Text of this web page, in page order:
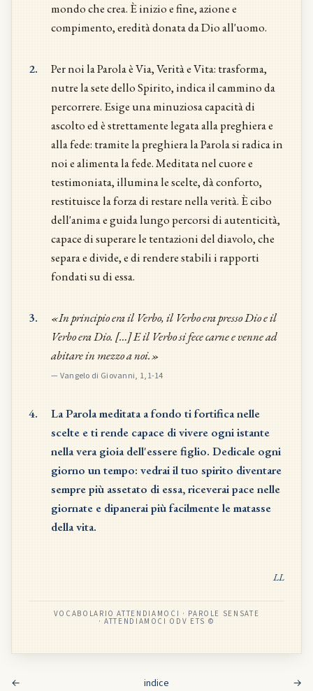
mondo che crea. È inizio e fine, azione e
compimento, eredità donata da Dio all'uomo.
2.
Per noi la Parola è Via, Verità e Vita: trasforma,
nutre la sete dello Spirito, indica il cammino da
percorrere. Esige una minuziosa capacità di
ascolto ed è strettamente legata alla preghiera e
alla fede: tramite la preghiera la Parola si radica in
noi e alimenta la fede. Meditata nel cuore e
testimoniata, illumina le scelte, dà conforto,
restituisce la forza di restare nella verità. È cibo
dell'anima e guida lungo percorsi di autenticità,
capace di superare le tentazioni del diavolo, che
separa e divide, e di rendere stabili i rapporti
fondati su di essa.
3.
«In principio era il Verbo, il Verbo era presso Dio e il
Verbo era Dio. […] E il Verbo si fece carne e venne ad
abitare in mezzo a noi.»
— Vangelo di Giovanni, 1,1-14
4.
La Parola meditata a fondo ti fortifica nelle
scelte e ti rende capace di vivere ogni istante
nella vera gioia dell'essere figlio. Dedicale ogni
giorno un tempo: vedrai il tuo spirito diventare
sempre più assetato di essa, riceverai pace nelle
giornate e dipanerai più facilmente le matasse
della vita.
LL
VOCABOLARIO ATTENDIAMOCI · PAROLE SENSATE
· ATTENDIAMOCI ODV ETS ©
← indice →